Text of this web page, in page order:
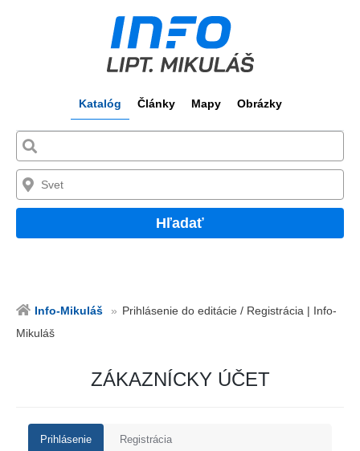
Katalóg Články Mapy Obrázky
Hľadať
Info-Mikuláš
Prihlásenie do editácie / Registrácia | Info-
Mikuláš
ZÁKAZNÍCKY ÚČET
Prihlásenie Registrácia